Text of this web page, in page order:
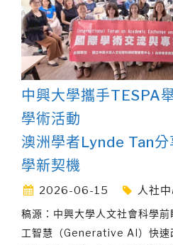
中興大學攜手TESPA
學術活動
澳洲學者Lynde Tan
學新契機
2026-06-15 人社
稿源：中興大學人文社會科學
工智慧（Generative AI）快速